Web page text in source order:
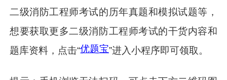
二级消防工程师考试的历年真题和模拟试题等，
想要获取更多二级消防工程师考试的干货内容和
题库资料，点击“优题宝”进入小程序即可领取。